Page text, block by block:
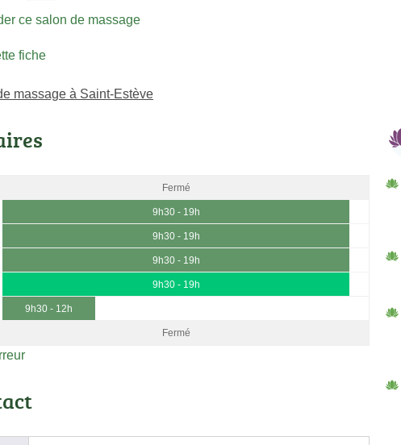
ce salon de massage
fiche
massage à Saint-Estève
Fermé
9h30 - 19h
9h30 - 19h
9h30 - 19h
9h30 - 19h
9h30 - 12h
Fermé